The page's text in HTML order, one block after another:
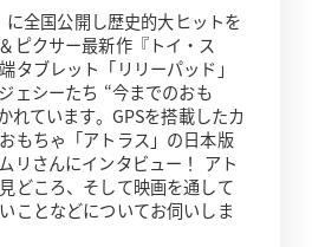
全国公開し歴史的大ヒットを
ピクサー最新作『トイ・ス
タブレット「リリーパッド」
ェシーたち “今までのおも
れています。GPSを搭載したカ
もちゃ「アトラス」の日本版
リさんにインタビュー！ アト
どころ、そして映画を通して
ことなどについてお伺いしま